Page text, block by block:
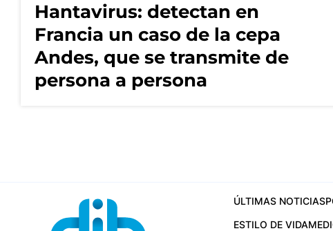
Hantavirus: detectan en
Francia un caso de la cepa
Andes, que se transmite de
persona a persona
ÚLTIMAS NOTICIAS
ESTILO DE VIDA